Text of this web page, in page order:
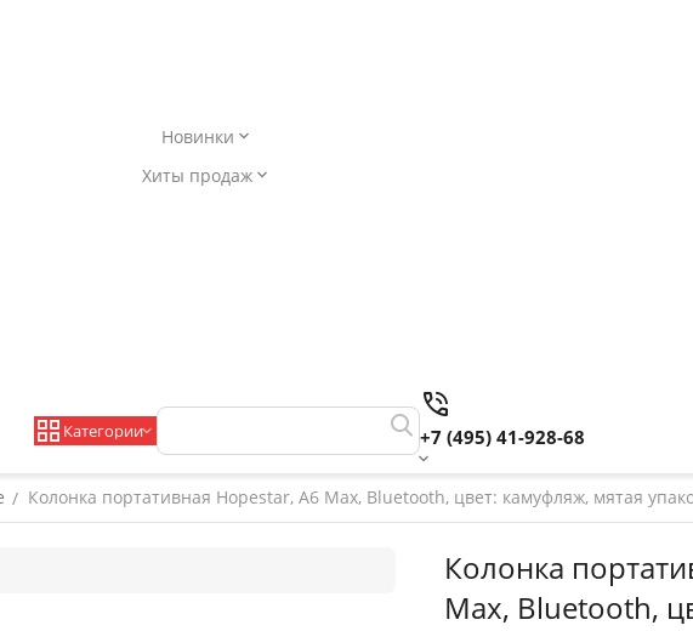
Новинки
Хиты продаж
Категории +7 (495) 41-928-68
/ Колонка портативная Hopestar, A6 Max, Bluetooth, цвет: камуфляж, мятая
Колонка
Max, Bluetooth,